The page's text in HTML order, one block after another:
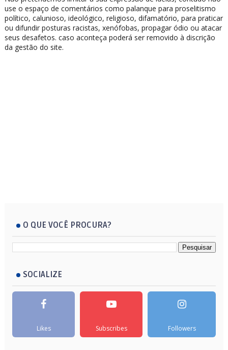
use o espaço de comentários como palanque para proselitismo
político, calunioso, ideológico, religioso, difamatório, para praticar
ou difundir posturas racistas, xenófobas, propagar ódio ou atacar
seus desafetos. caso aconteça poderá ser removido à discrição
da gestão do site.
O QUE VOCÊ PROCURA?
SOCIALIZE
Likes Subscribes Followers